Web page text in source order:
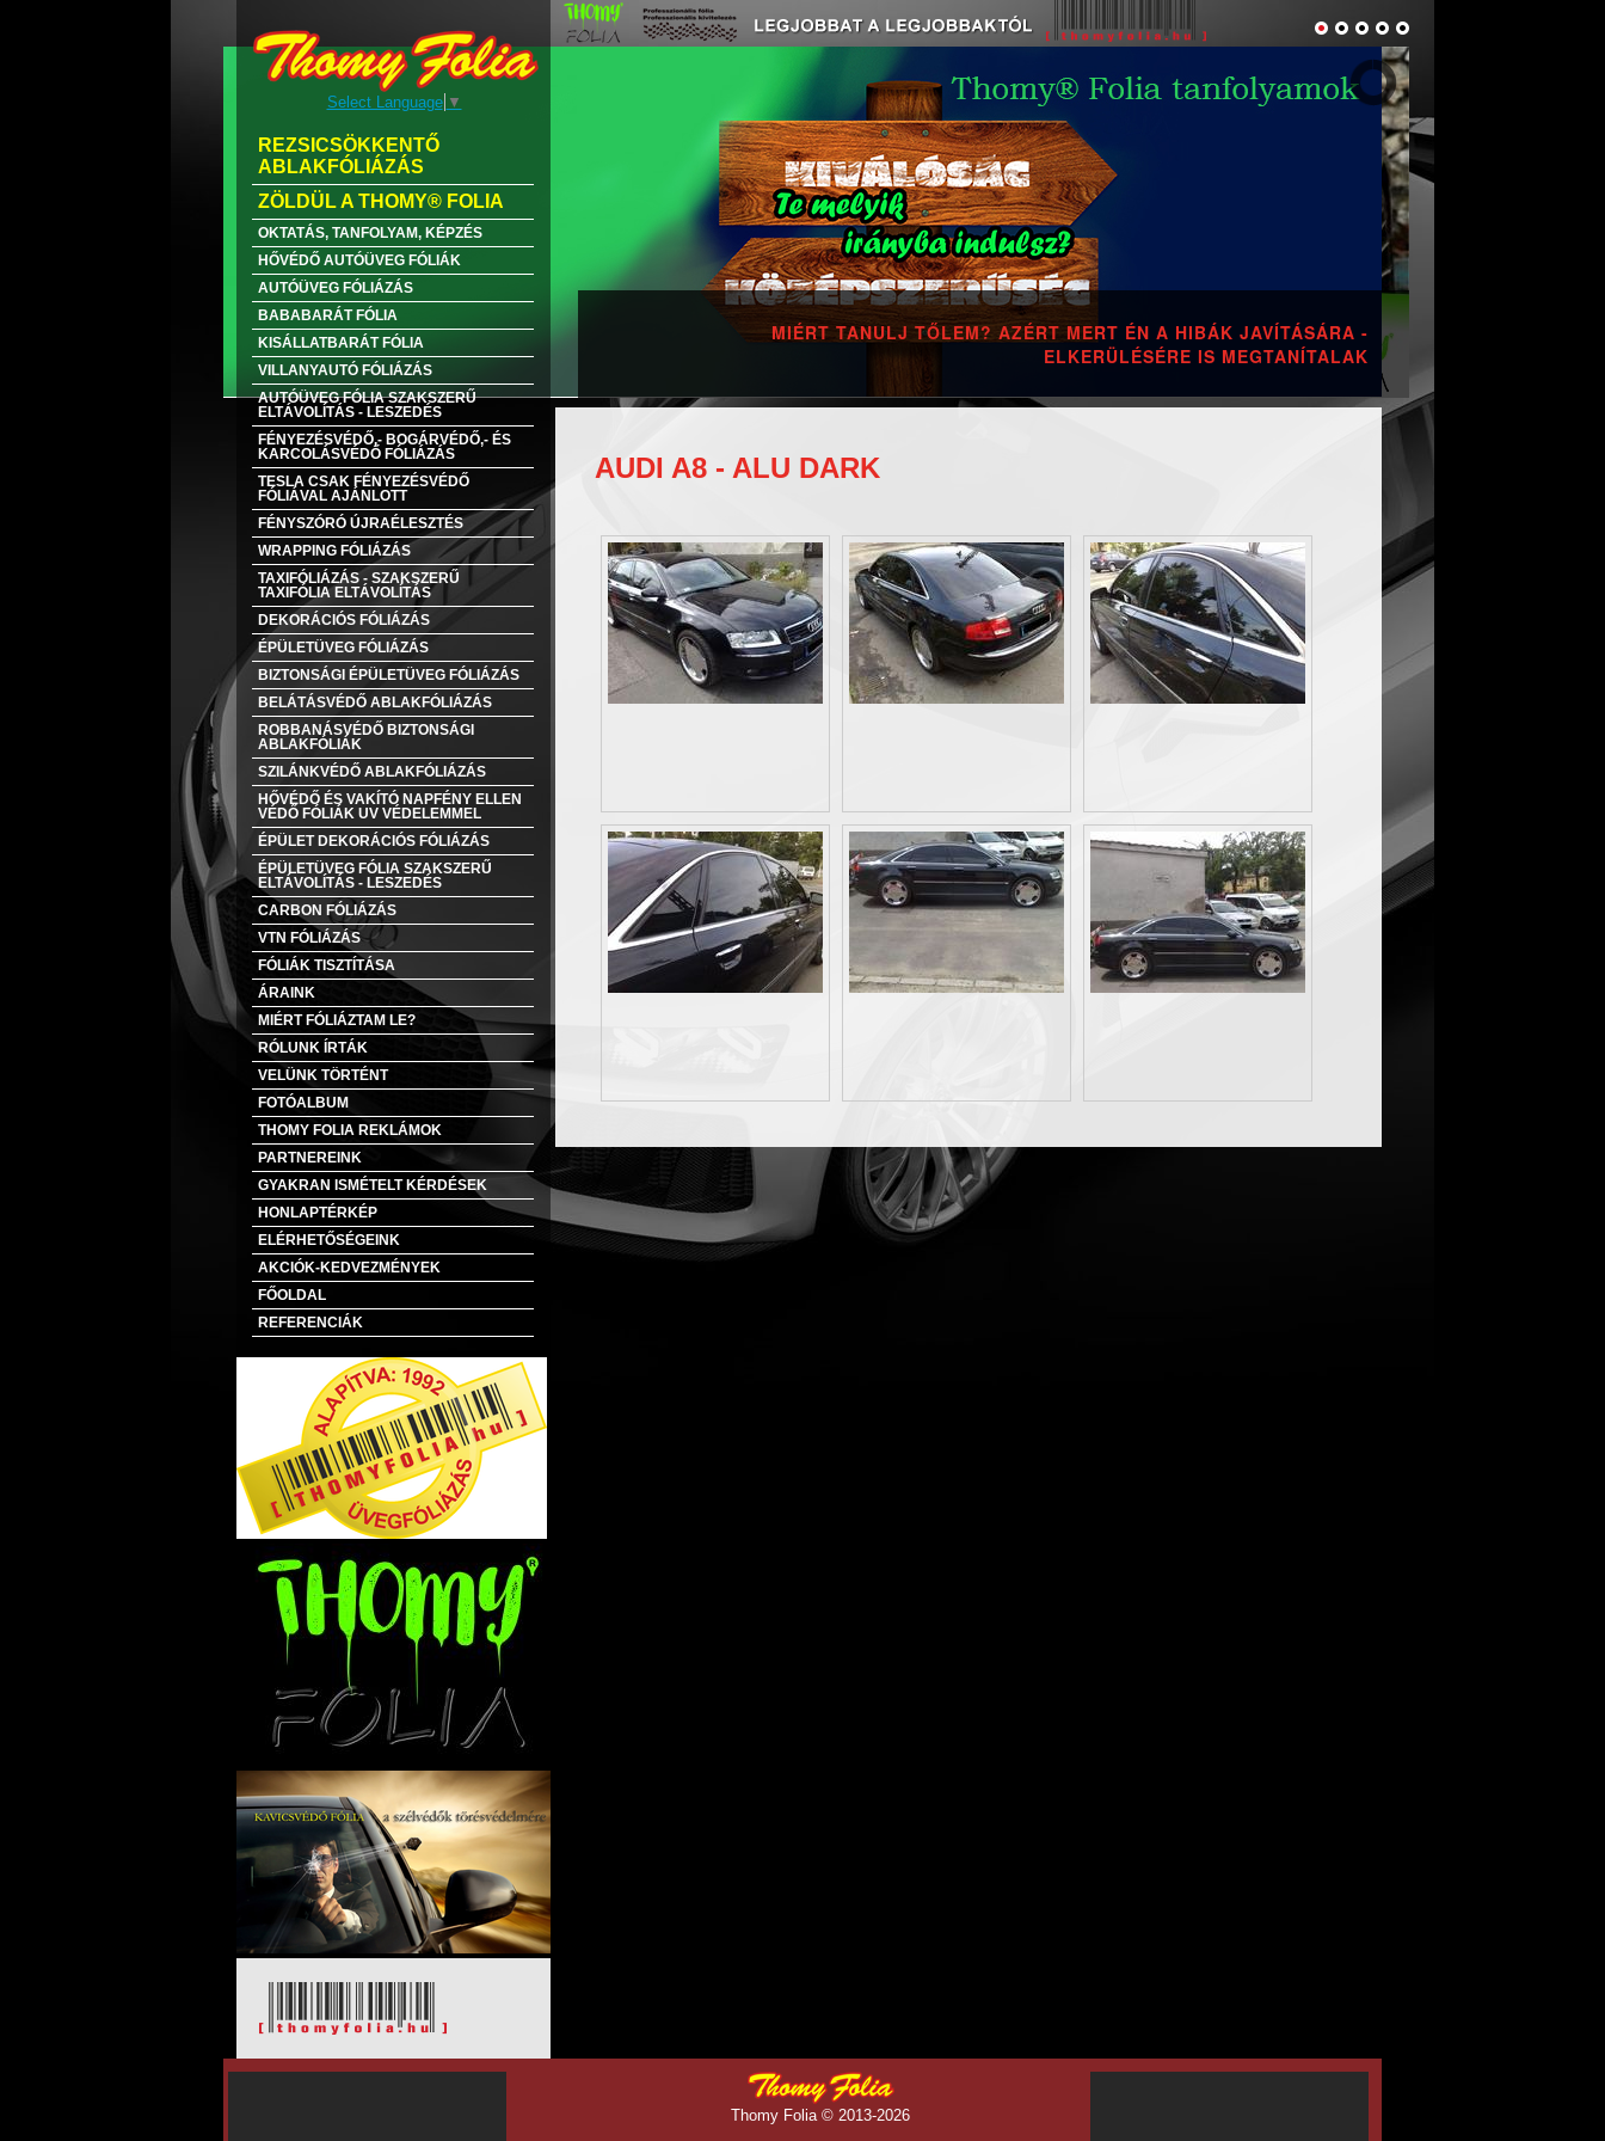
VÁLTOZTASD MEG AUTÓD SZÍNÉT! ÁLMODJ MEG EGY ÚJ SZÍNT A
SEGÍTSÉGÜNKKEL!
Select Language ▼
REZSICSÖKKENTŐ
ABLAKFÓLIÁZÁS
ZÖLDÜL A THOMY® FOLIA
OKTATÁS, TANFOLYAM, KÉPZÉS
HŐVÉDŐ AUTÓÜVEG FÓLIÁK
AUTÓÜVEG FÓLIÁZÁS
BABABARÁT FÓLIA
KISÁLLATBARÁT FÓLIA
VILLANYAUTÓ FÓLIÁZÁS
AUTÓÜVEG FÓLIA SZAKSZERŰ
ELTÁVOLÍTÁS - LESZEDÉS
FÉNYEZÉSVÉDŐ,- BOGÁRVÉDŐ,- ÉS
KARCOLÁSVÉDŐ FÓLIÁZÁS
TESLA CSAK FÉNYEZÉSVÉDŐ
FÓLIÁVAL AJÁNLOTT
FÉNYSZÓRÓ ÚJRAÉLESZTÉS
WRAPPING FÓLIÁZÁS
TAXIFÓLIÁZÁS - SZAKSZERŰ
TAXIFÓLIA ELTÁVOLÍTÁS
DEKORÁCIÓS FÓLIÁZÁS
ÉPÜLETÜVEG FÓLIÁZÁS
BIZTONSÁGI ÉPÜLETÜVEG FÓLIÁZÁS
BELÁTÁSVÉDŐ ABLAKFÓLIÁZÁS
ROBBANÁSVÉDŐ BIZTONSÁGI
ABLAKFÓLIÁK
SZILÁNKVÉDŐ ABLAKFÓLIÁZÁS
HŐVÉDŐ ÉS VAKÍTÓ NAPFÉNY ELLEN
VÉDŐ FÓLIÁK UV VÉDELEMMEL
ÉPÜLET DEKORÁCIÓS FÓLIÁZÁS
ÉPÜLETÜVEG FÓLIA SZAKSZERŰ
ELTÁVOLÍTÁS - LESZEDÉS
CARBON FÓLIÁZÁS
VTN FÓLIÁZÁS
FÓLIÁK TISZTÍTÁSA
ÁRAINK
MIÉRT FÓLIÁZTAM LE?
RÓLUNK ÍRTÁK
VELÜNK TÖRTÉNT
FOTÓALBUM
THOMY FOLIA REKLÁMOK
PARTNEREINK
GYAKRAN ISMÉTELT KÉRDÉSEK
HONLAPTÉRKÉP
ELÉRHETŐSÉGEINK
AKCIÓK-KEDVEZMÉNYEK
FŐOLDAL
REFERENCIÁK
AUDI A8 - ALU DARK
Thomy Folia © 2013-2026